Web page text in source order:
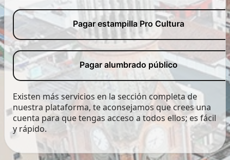
Pagar estampilla Pro Cultura
Pagar alumbrado público
Existen más servicios en la sección completa de
nuestra plataforma, te aconsejamos que crees una
cuenta para que tengas acceso a todos ellos; es fácil
y rápido.